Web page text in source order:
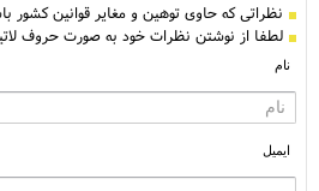
نظراتی كه حاوی توهین و مغایر قوانین کشور
لطفا از نوشتن نظرات خود به صورت حروف
نام
ایمیل